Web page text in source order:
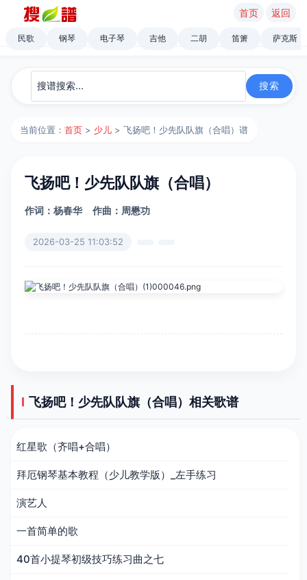
首页 返回
民歌 钢琴 电子琴 吉他 二胡 笛箫 萨克斯
当前位置：首页 > 少儿 > 飞扬吧！少先队队旗（合唱）谱
飞扬吧！少先队队旗（合唱）
作词：杨春华 作曲：周懋功
2026-03-25 11:03:52
飞扬吧！少先队队旗（合唱）相关歌谱
红星歌（齐唱+合唱）
拜厄钢琴基本教程（少儿教学版）_左手练习
演艺人
一首简单的歌
40首小提琴初级技巧练习曲之七